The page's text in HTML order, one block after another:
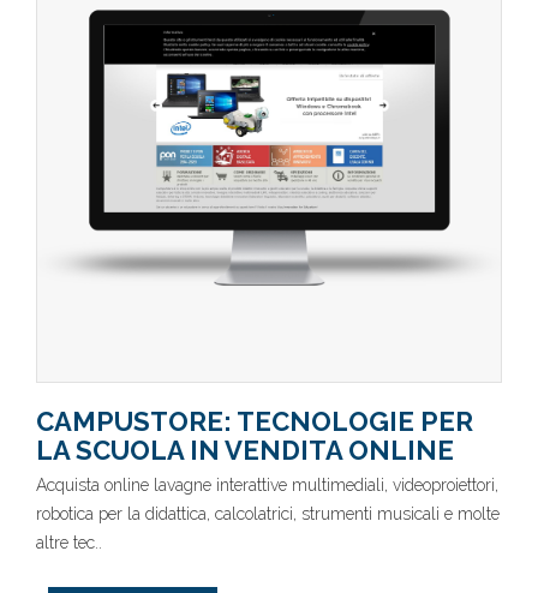
CAMPUSTORE: TECNOLOGIE PER
LA SCUOLA IN VENDITA ONLINE
Acquista online lavagne interattive multimediali, videoproiettori,
robotica per la didattica, calcolatrici, strumenti musicali e molte
altre tec..